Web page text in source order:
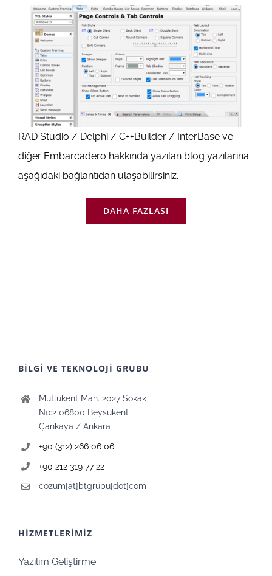
RAD Studio / Delphi / C++Builder / InterBase ve
diğer Embarcadero hakkında yazılan blog yazılarına
aşağıdaki bağlantıdan ulaşabilirsiniz.
DAHA FAZLASI
BİLGİ VE TEKNOLOJİ GRUBU
Mutlukent Mah. 2027 Sokak
No:2 06800 Beysukent
Çankaya / Ankara
+90 (312) 266 06 06
+90 212 319 77 22
cozum[at]btgrubu[dot]com
HİZMETLERİMİZ
Yazılım Geliştirme